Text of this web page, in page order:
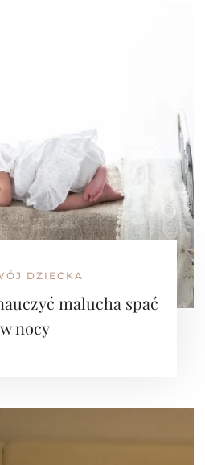
DZIECKA
malucha spać
w nocy